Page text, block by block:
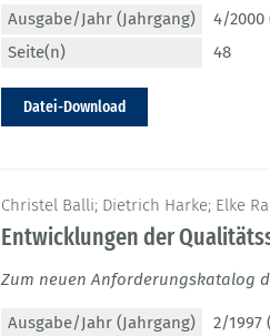
Ausgabe/Jahr (Jahrgang)
4/2000
Seite(n)
48
Datei-Download
Christel Balli; Dietrich Harke; Elke
Entwicklungen der
Zum neuen Anforderungskatalog
Ausgabe/Jahr (Jahrgang)
2/1997